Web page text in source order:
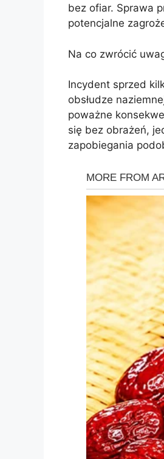
bez ofiar. Sprawa
potencjalne
Na co zwrócić
Incydent sprzed
obsłudze
poważne
się bez obrażeń,
zapobiegania